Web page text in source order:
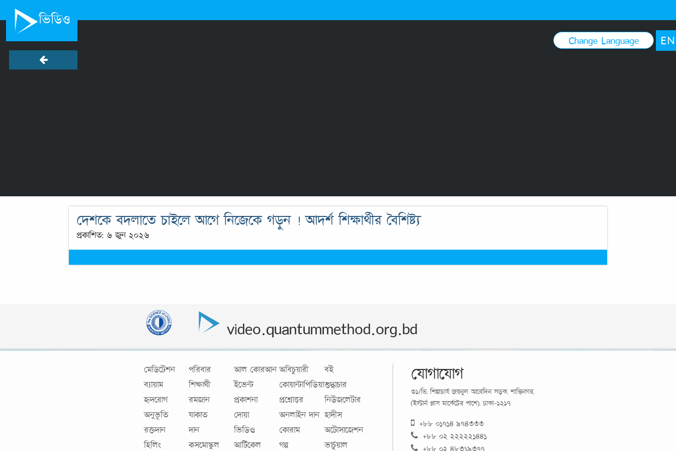
ভিডিও
Change Language EN
দেশকে বদলাতে চাইলে আগে নিজেকে গড়ুন ! আদর্শ শিক্ষার্থীর বৈশিষ্ট্য
প্রকাশিত: ৬ জুন ২০২৬
video.quantummethod.org.bd
মেডিটেশন
ব্যায়াম
হৃদরোগ
অনুভূতি
রক্তদান
হিলিং
পরিবার
শিক্ষার্থী
রমজান
যাকাত
দান
কসমোস্কুল
আল কোরআন
ইভেন্ট
প্রকাশনা
দোয়া
ভিডিও
আর্টিকেল
অবিচুয়ারী
কোয়ান্টাপিডিয়া
প্রশ্নোত্তর
অনলাইন দান
কোরাম
গল্প
বই
শুদ্ধাচার
নিউজলেটার
হাদীস
অটোসাজেশন
ভার্চুয়াল
যোগাযোগ
৩১/ভি, শিল্পাচার্য জয়নুল আবেদিন সড়ক, শান্তিনগর,
(ইস্টার্ন প্লাস মার্কেটের পাশে), ঢাকা-১২১৭
+৮৮ ০১৭১৪ ৯৭৪৩৩৩
+৮৮ ০২ ২২২২২১৪৪১
+৮৮ ০২ ৪৮৩১৯৩৭৭